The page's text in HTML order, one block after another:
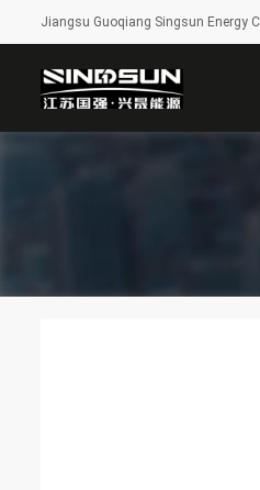
Jiangsu Guoqiang Singsun Energy